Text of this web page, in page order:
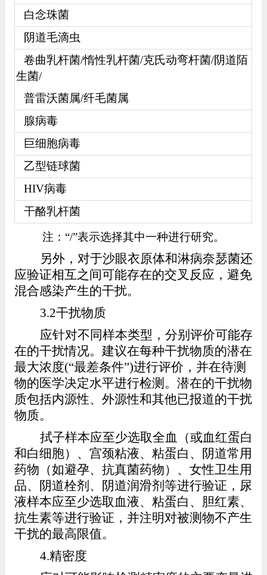
白念珠菌
阴道毛滴虫
卷曲乳杆菌/惰性乳杆菌/克氏动弯杆菌/阴道陌
生菌/
普雷沃菌属/纤毛菌属
腺病毒
巨细胞病毒
乙型链球菌
HIV病毒
干酪乳杆菌
注： “/”表示选择其中一种进行研究。
另外，对于沙眼衣原体和淋病奈瑟菌还
应验证相互之间可能存在的交叉反应，避免
混合感染产生的干扰。
3.2干扰物质
应针对不同样本类型，分别评价可能存
在的干扰情况。建议在每种干扰物质的潜在
最大浓度(“最差条件”)进行评价，并在待测
物的医学决定水平进行检测。 潜在的干扰物
质包括内源性、外源性和其他已报道的干扰
物质。
拭子样本应至少选取全血（或血红蛋白
和白细胞）、宫颈粘液、粘蛋白、阴道常用
药物（如避孕、抗真菌药物）、 女性卫生用
品、
阴道栓剂、
阴道润滑剂等进行验证，尿
液样本应至少选取血液、粘蛋白、胆红素、
抗生素等进行验证， 并注明对被测物不产生
干扰的最高限值。
4.精密度